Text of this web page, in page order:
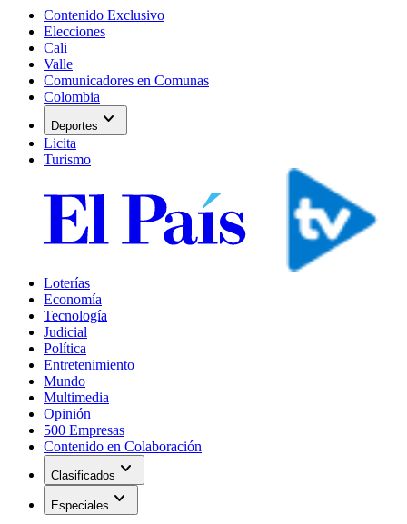
Contenido Exclusivo
Elecciones
Cali
Valle
Comunicadores en Comunas
Colombia
Deportes expand_more
Licita
Turismo
Loterías
Economía
Tecnología
Judicial
Política
Entretenimiento
Mundo
Multimedia
Opinión
500 Empresas
Contenido en Colaboración
Clasificados expand_more
Especiales expand_more